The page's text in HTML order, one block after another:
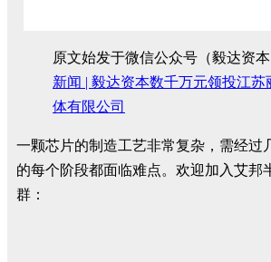
原文始发于微信公众号（毅达资本
新闻 | 毅达资本数千万元领投江苏
体有限公司
一颗芯片的制造工艺非常复杂，需经过
的每个阶段都面临难点。欢迎加入艾邦
群：